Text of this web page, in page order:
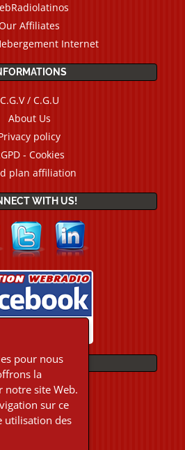
Affiliates
Internet
C.G.V / C.G.U
About Us
policy
- Cookies
plan affiliation
WITH US!
PAYMENTS
pour nous
la
notre site Web.
sur ce
utilisation des